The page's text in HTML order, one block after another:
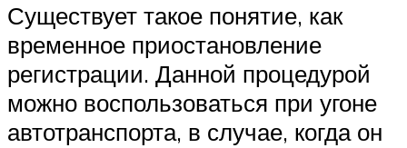
Существует такое понятие, как
временное приостановление
регистрации. Данной процедурой
можно воспользоваться при угоне
автотранспорта, в случае, когда он